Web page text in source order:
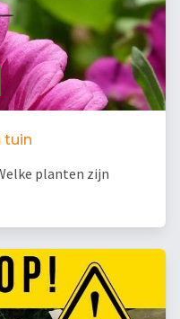
tuin
planten zijn